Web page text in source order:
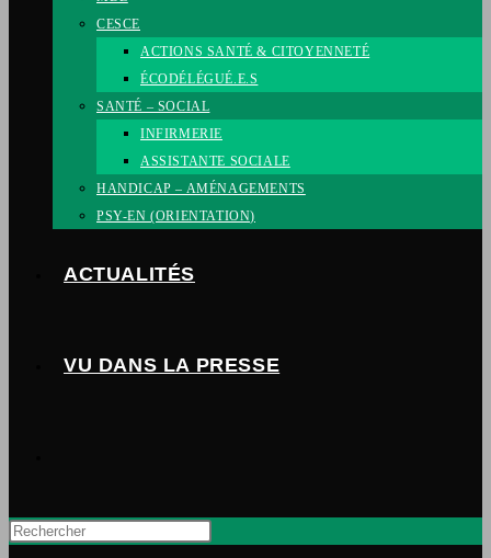
CESCE
ACTIONS SANTÉ & CITOYENNETÉ
ÉCODÉLÉGUÉ.E.S
SANTÉ – SOCIAL
INFIRMERIE
ASSISTANTE SOCIALE
HANDICAP – AMÉNAGEMENTS
PSY-EN (ORIENTATION)
ACTUALITÉS
VU DANS LA PRESSE
WEBSITE